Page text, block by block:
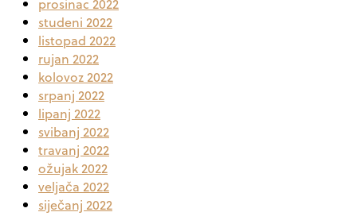
studeni 2022
listopad 2022
rujan 2022
kolovoz 2022
srpanj 2022
lipanj 2022
svibanj 2022
travanj 2022
ožujak 2022
veljača 2022
siječanj 2022